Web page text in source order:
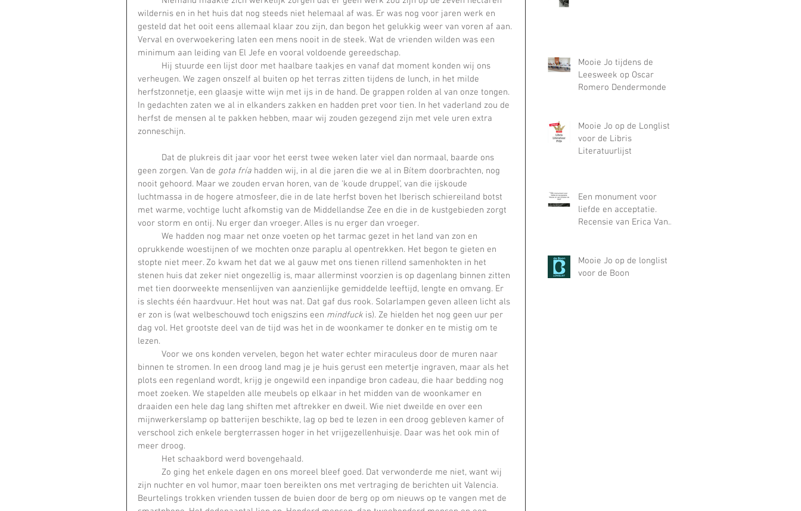
Mooie Jo tijdens de
Leesweek op Oscar
Romero Dendermonde
Mooie Jo op de Longlist
voor de Libris
Literatuurlijst
Een monument voor
liefde en acceptatie.
Recensie van Erica Van
Mooie Jo op de longlist
voor de Boon
wildernis en in het huis dat nog steeds niet helemaal af was. Er was nog voor jaren werk en
gesteld dat het ooit eens allemaal klaar zou zijn, dan begon het gelukkig weer van voren af aan.
Verval en overwoekering laten een mens nooit in de steek. Wat de vrienden wilden was een
minimum aan leiding van El Jefe en vooral voldoende gereedschap.
verheugen. We zagen onszelf al buiten op het terras zitten tijdens de lunch, in het milde
herfstzonnetje, een glaasje witte wijn met ijs in de hand. De grappen rolden al van onze tongen.
In gedachten zaten we al in elkanders zakken en hadden pret voor tien. In het vaderland zou de
herfst de mensen al te pakken hebben, maar wij zouden gezegend zijn met vele uren extra
zonneschijn.
geen zorgen. Van de gota fría hadden wij, in al die jaren die we al in Bítem doorbrachten, nog
nooit gehoord. Maar we zouden ervan horen, van de ‘koude druppel’, van die ijskoude
luchtmassa in de hogere atmosfeer, die in de late herfst boven het Iberisch schiereiland botst
met warme, vochtige lucht afkomstig van de Middellandse Zee en die in de kustgebieden zorgt
voor storm en ontij. Nu erger dan vroeger. Alles is nu erger dan vroeger.
oprukkende woestijnen of we mochten onze paraplu al opentrekken. Het begon te gieten en
stopte niet meer. Zo kwam het dat we al gauw met ons tienen rillend samenhokten in het
stenen huis dat zeker niet ongezellig is, maar allerminst voorzien is op dagenlang binnen zitten
met tien doorweekte mensenlijven van aanzienlijke gemiddelde leeftijd, lengte en omvang. Er
is slechts één haardvuur. Het hout was nat. Dat gaf dus rook. Solarlampen geven alleen licht als
er zon is (wat welbeschouwd toch enigszins een mindfuck is). Ze hielden het nog geen uur per
dag vol. Het grootste deel van de tijd was het in de woonkamer te donker en te mistig om te
lezen.
binnen te stromen. In een droog land mag je je huis gerust een metertje ingraven, maar als het
plots een regenland wordt, krijg je ongewild een inpandige bron cadeau, die haar bedding nog
moet zoeken. We stapelden alle meubels op elkaar in het midden van de woonkamer en
draaiden een hele dag lang shiften met aftrekker en dweil. Wie niet dweilde en over een
mijnwerkerslamp op batterijen beschikte, lag op bed te lezen in een droog gebleven kamer of
verschool zich enkele bergterrassen hoger in het vrijgezellenhuisje. Daar was het ook min of
meer droog.
	Het schaakbord werd bovengehaald.
zijn nuchter en vol humor, maar toen bereikten ons met vertraging de berichten uit Valencia.
Beurtelings trokken vrienden tussen de buien door de berg op om nieuws op te vangen met de